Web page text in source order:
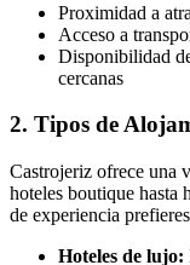
Proximidad a
Acceso a
Disponibilidad
cercanas
2. Tipos de
Castrojeriz ofrece una
hoteles boutique hasta
de experiencia
Hoteles de lujo: